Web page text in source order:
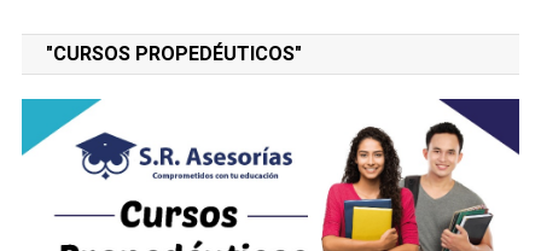
"CURSOS PROPEDÉUTICOS"